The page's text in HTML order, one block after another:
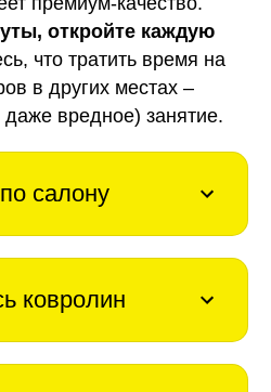
откройте каждую
что тратить время на
в других местах –
вредное) занятие.
салону
ковролин